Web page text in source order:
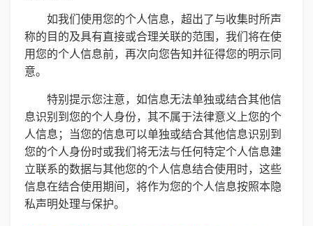
如我们使用您的个人信息，超出了与收集时所声
称的目的及具有直接或合理关联的范围，我们将在使
用您的个人信息前，再次向您告知并征得您的明示同
意。
特别提示您注意，如信息无法单独或结合其他信
息识别到您的个人身份，其不属于法律意义上您的个
人信息；当您的信息可以单独或结合其他信息识别到
您的个人身份时或我们将无法与任何特定个人信息建
立联系的数据与其他您的个人信息结合使用时，这些
信息在结合使用期间，将作为您的个人信息按照本隐
私声明处理与保护。